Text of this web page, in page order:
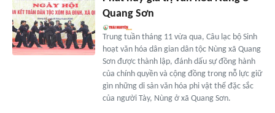
Quang Sơn
Trung tuần tháng 11 vừa qua, Câu lạc bộ Sinh
hoạt văn hóa dân gian dân tộc Nùng xã Quang
Sơn được thành lập, đánh dấu sự đồng hành
của chính quyền và cộng đồng trong nỗ lực giữ
gìn những di sản văn hóa phi vật thể đặc sắc
của người Tày, Nùng ở xã Quang Sơn.